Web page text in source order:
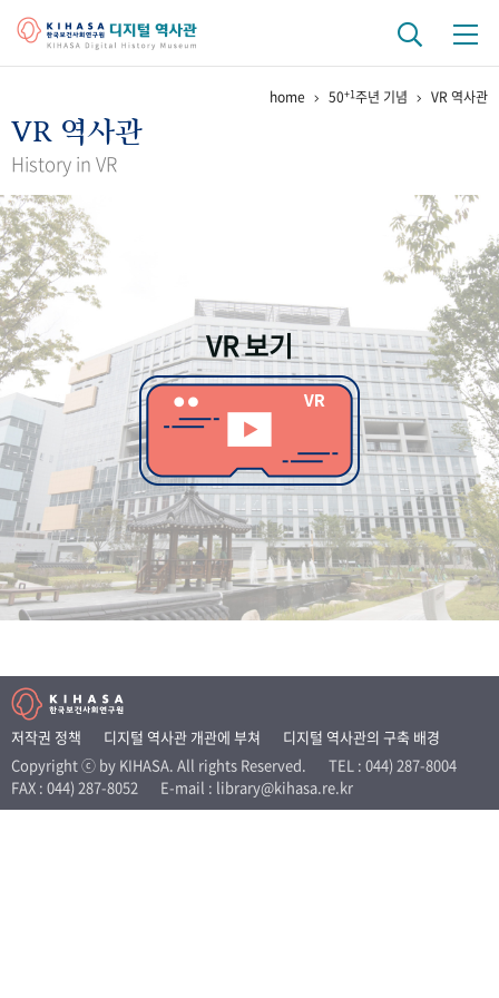
걸어온 길 기관 변천사
연구 역사
정책과 연구
간행물 변천사
기록물 아카이브
사진 아카이브 문서 기록물 행정박물 영상 기록물
50 주년 기념
성과 50선 숫자로 보는 50년 50 +1주년 광장
세계와 함께 한 KIHASA
VR 역사관
home 50+1주년 기념 VR 역사관
VR 역사관
History in VR
VR 보기
저작권 정책 디지털 역사관 개관에 부쳐
디지털 역사관의 구축 배경
Copyright ⓒ by KIHASA. All rights Reserved.
TEL : 044) 287-8004
FAX : 044) 287-8052
E-mail : library@kihasa.re.kr